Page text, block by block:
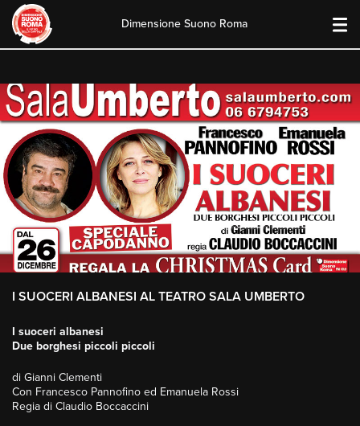
content
Dimensione Suono Roma
I SUOCERI ALBANESI AL TEATRO SALA UMBERTO
I suoceri albanesi
Due borghesi piccoli piccoli
di Gianni Clementi
Con Francesco Pannofino ed Emanuela Rossi
Regia di Claudio Boccaccini